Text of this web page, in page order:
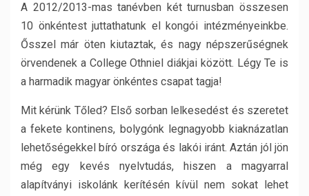
A 2012/2013-mas tanévben két turnusban összesen
10 önkéntest juttathatunk el kongói intézményeinkbe.
Ősszel már öten kiutaztak, és nagy népszerűségnek
örvendenek a College Othniel diákjai között. Légy Te is
a harmadik magyar önkéntes csapat tagja!
Mit kérünk Tőled? Első sorban lelkesedést és szeretet
a fekete kontinens, bolygónk legnagyobb kiaknázatlan
lehetőségekkel bíró országa és lakói iránt. Aztán jól jön
még egy kevés nyelvtudás, hiszen a magyarral
alapítványi iskolánk kerítésén kívül nem sokat lehet